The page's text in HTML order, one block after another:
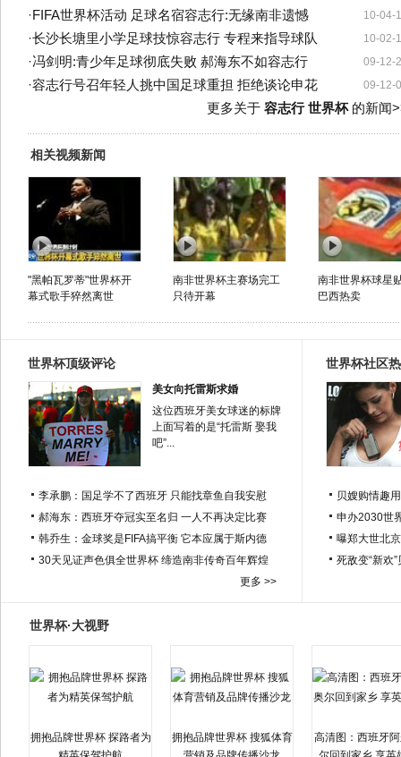
10-04-
·FIFA世界杯活动 足球名宿容志行:无缘南非遗憾
10-02-
·长沙长塘里小学足球技惊容志行 专程来指导球队
09-12-
·冯剑明:青少年足球彻底失败 郝海东不如容志行
09-12-
·容志行号召年轻人挑中国足球重担 拒绝谈论申花
更多关于 容志行 世界杯的新闻
相关视频新闻
"黑帕瓦罗蒂"世界杯开
幕式歌手猝然离世
南非世界杯主赛场完工
只待开幕
南非世界杯球星
巴西热卖
世界杯顶级评论
美女向托雷斯求婚
这位西班牙美女球迷的标牌
上面写着的是“托雷斯 娶我
吧”...
李承鹏：国足学不了西班牙 只能找章鱼自我安慰
郝海东：西班牙夺冠实至名归 一人不再决定比赛
韩乔生：金球奖是FIFA搞平衡 它本应属于斯内德
30天见证声色俱全世界杯 缔造南非传奇百年辉煌
更多 >>
世界杯社区
贝嫂购情趣
申办2030世
曝郑大世北
死敌变“新欢
世界杯·大视野
拥抱品牌世界杯 探路者为
拥抱品牌世界杯 搜狐体育
高清图：西班牙